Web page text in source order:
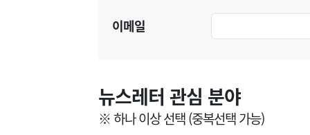
이메일
뉴스레터 관심 분야
※ 하나 이상 선택 (중복선택 가능)